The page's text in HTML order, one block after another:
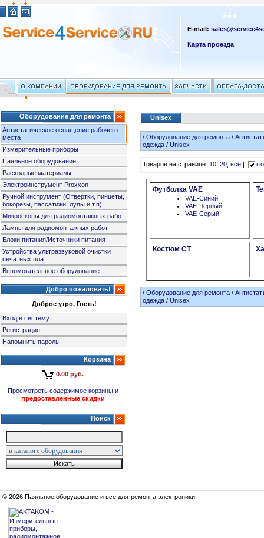
E-mail:
Карта проезда
Оборудование для ремонта
Антистатическое оснащение рабочего
места
Измерительные приборы
Паяльное оборудование
Расходные материалы
Электроинструмент Proxxon
Ручной инструмент (Отвертки, пинцеты,
бокорезы, пассатижи, лупы и т.п)
Микроскопы для радиомонтажных работ
Лампы для радиомонтажных работ
Блоки питания/Источники питания
Устройства ультразвуковой очистки
печатных плат
Вспомогательное оборудование
Добро пожаловать!
Доброе утро, Гость!
Вход в систему
Регистрация
Напомнить пароль
Корзина
0.00 руб.
Просмотреть содержимое корзины и
предоставленные скидки
Поиск
Unisex
/Оборудование для ремонта /
одежда/Unisex
Товаров на странице:10,20,все
Футболка VAE
VAE-Синий
VAE-Черный
VAE-Серый
Костюм СТ
/Оборудование для ремонта /
одежда/Unisex
© 2026 Паяльное оборудование и все для ремонта электроники